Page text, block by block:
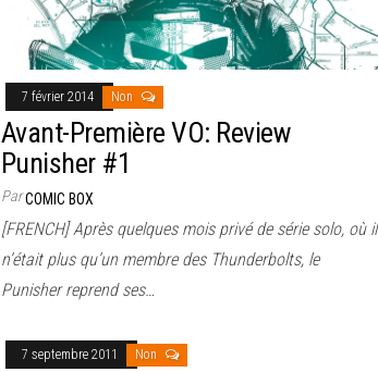
7 février 2014 Non
Avant-Première VO: Review
Punisher #1
ParCOMIC BOX
[FRENCH] Après quelques mois privé de série solo, où il
n’était plus qu’un membre des Thunderbolts, le
Punisher reprend ses…
7 septembre 2011 Non